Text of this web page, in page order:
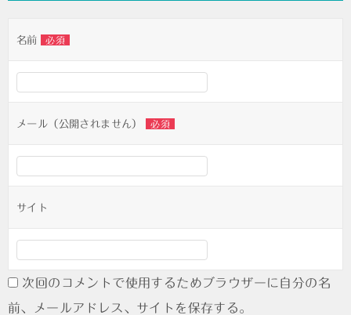
ー
シ
ョ
ン
名前 必須
メール（公開されません） 必須
サイト
次回のコメントで使用するためブラウザーに自分の名
前、メールアドレス、サイトを保存する。